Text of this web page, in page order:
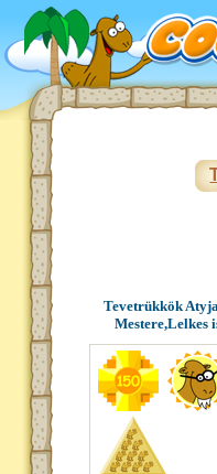
Tevetrükkök
Mestere,Lelkes